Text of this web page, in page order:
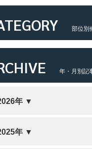
部位別
年・月別記
年
年